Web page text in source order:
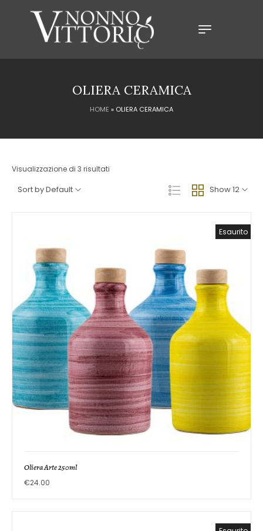
OLIERA CERAMICA
HOME » OLIERA CERAMICA
Visualizzazione di 3 risultati
Show 12
Sort by Default
Esaurito
Oliera Arte 250ml
€24.00